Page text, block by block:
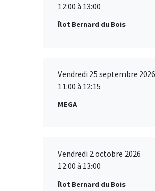
12:00 à 13:00
Îlot Bernard du Bois
Vendredi 25 septembre 2026
11:00 à 12:15
MEGA
Vendredi 2 octobre 2026
12:00 à 13:00
Îlot Bernard du Bois